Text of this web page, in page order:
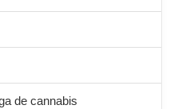
de cannabis